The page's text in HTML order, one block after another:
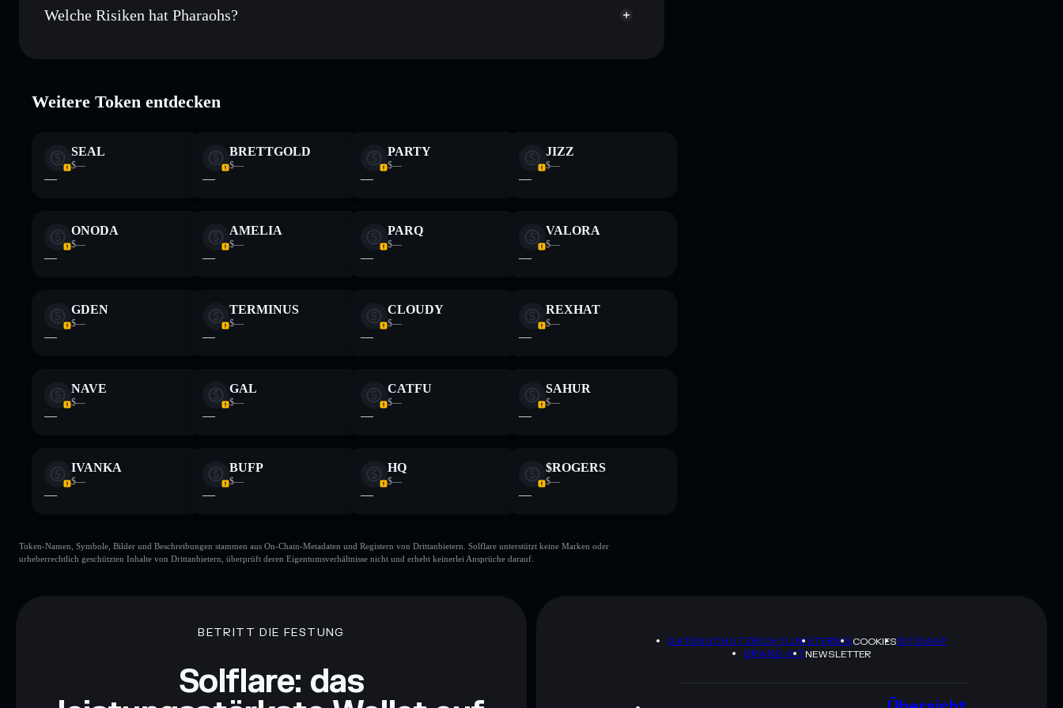
Welche Risiken hat Pharaohs?
Weitere Token entdecken
SEAL
$—
—
BRETTGOLD
$—
—
PARTY
$—
—
JIZZ
$—
—
ONODA
$—
—
AMELIA
$—
—
PARQ
$—
—
VALORA
$—
—
GDEN
$—
—
TERMINUS
$—
—
CLOUDY
$—
—
REXHAT
$—
—
NAVE
$—
—
GAL
$—
—
CATFU
$—
—
SAHUR
$—
—
IVANKA
$—
—
BUFP
$—
—
HQ
$—
—
$ROGERS
$—
—
Token-Namen, Symbole, Bilder und Beschreibungen stammen aus On-Chain-Metadaten und Registern von Drittanbietern. Solflare unterstützt keine Marken oder
urheberrechtlich geschützten Inhalte von Drittanbietern, überprüft deren Eigentumsverhältnisse nicht und erhebt keinerlei Ansprüche darauf.
BETRITT DIE FESTUNG
Solflare: das
DATENSCHUTZRICHTLINIETERMSCOOKIESSITEMAP
BRAND-KITNEWSLETTER